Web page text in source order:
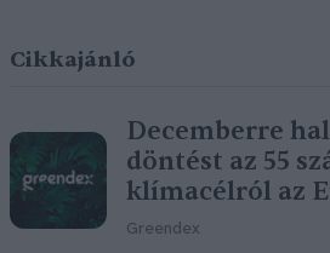
Cikkajánló
Decemberre
döntést az 55
klímacélról az
Greendex